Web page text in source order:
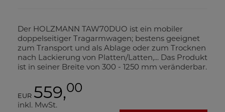
Der HOLZMANN TAW70DUO ist ein mobiler
doppelseitiger Tragarmwagen; bestens geeignet
zum Transport und als Ablage oder zum Trocknen
nach Lackierung von Platten/Latten,... Das Produkt
ist in seiner Breite von 300 - 1250 mm veränderbar.
EUR 559,00
inkl. MwSt.